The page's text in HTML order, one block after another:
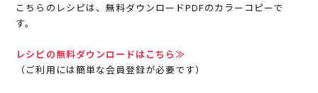
こちらのレシピは、無料ダウンロードPDFのカラーコピーで
す。
レシピの無料ダウンロードはこちら≫
（ご利用には簡単な会員登録が必要です）